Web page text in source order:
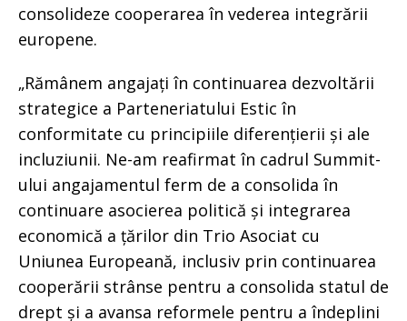
consolideze cooperarea în vederea integrării
europene.
„Rămânem angajați în continuarea dezvoltării
strategice a Parteneriatului Estic în
conformitate cu principiile diferențierii și ale
incluziunii. Ne-am reafirmat în cadrul Summit-
ului angajamentul ferm de a consolida în
continuare asocierea politică și integrarea
economică a țărilor din Trio Asociat cu
Uniunea Europeană, inclusiv prin continuarea
cooperării strânse pentru a consolida statul de
drept și a avansa reformele pentru a îndeplini